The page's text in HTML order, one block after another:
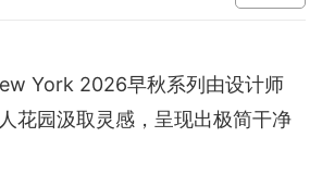
York 2026早秋系列由设计师
花园汲取灵感，呈现出极简干净